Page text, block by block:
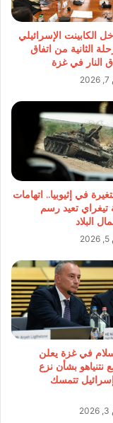
الكابينت الإسرائيلي
الثانية من اتفاق
النار في غزة
في إثيوبيا.. اتهامات
تيغراي تعيد رسم
البلاد
في غزة يعلن
نتنياهو بشأن نزع
تتمسك